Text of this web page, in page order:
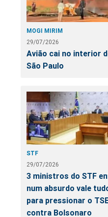
MOGI MIRIM
29/07/2026
Avião cai no interior
São Paulo
STF
29/07/2026
3 ministros do STF
num absurdo vale
para pressionar o
contra Bolsonaro